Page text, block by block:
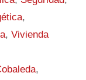
,
, Vivienda
,